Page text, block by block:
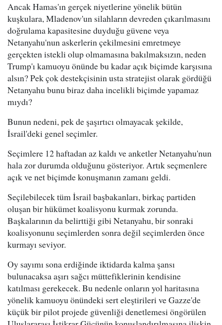
Ancak Hamas'ın gerçek niyetlerine yönelik bütün
kuşkulara, Mladenov'un silahların devreden çıkarılmasını
doğrulama kapasitesine duyduğu güvene veya
Netanyahu'nun askerlerin çekilmesini emretmeye
gerçekten istekli olup olmamasına bakılmaksızın, neden
Trump'ı kamuoyu önünde bu kadar açık biçimde karşısına
alsın? Pek çok destekçisinin usta stratejist olarak gördüğü
Netanyahu bunu biraz daha incelikli biçimde yapamaz
mıydı?
Bunun nedeni, pek de şaşırtıcı olmayacak şekilde,
İsrail'deki genel seçimler.
Seçimlere 12 haftadan az kaldı ve anketler Netanyahu'nun
hala zor durumda olduğunu gösteriyor. Artık seçmenlere
açık ve net biçimde konuşmanın zamanı geldi.
Seçilebilecek tüm İsrail başbakanları, birkaç partiden
oluşan bir hükümet koalisyonu kurmak zorunda.
Başkalarının da belirttiği gibi Netanyahu, bir sonraki
koalisyonunu seçimlerden sonra değil seçimlerden önce
kurmayı seviyor.
Oy sayımı sona erdiğinde iktidarda kalma şansı
bulunacaksa aşırı sağcı müttefiklerinin kendisine
katılması gerekecek. Bu nedenle onların yol haritasına
yönelik kamuoyu önündeki sert eleştirileri ve Gazze'de
küçük bir pilot projede güvenliği denetlemesi öngörülen